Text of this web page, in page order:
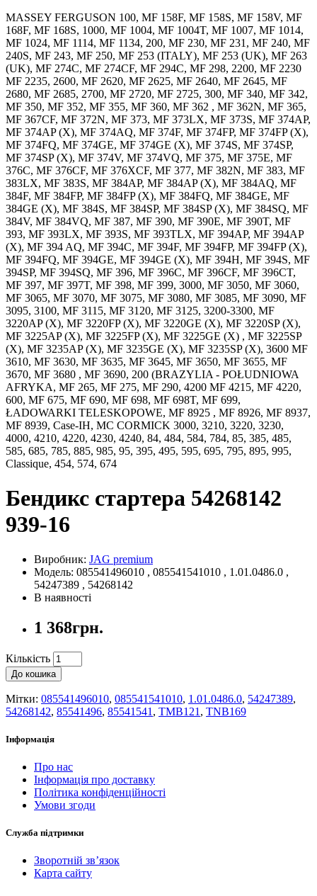
MASSEY FERGUSON 100, MF 158F, MF 158S, MF 158V, MF
168F, MF 168S, 1000, MF 1004, MF 1004T, MF 1007, MF 1014,
MF 1024, MF 1114, MF 1134, 200, MF 230, MF 231, MF 240, MF
240S, MF 243, MF 250, MF 253 (ITALY), MF 253 (UK), MF 263
(UK), MF 274C, MF 274CF, MF 294C, MF 298, 2200, MF 2230
MF 2235, 2600, MF 2620, MF 2625, MF 2640, MF 2645, MF
2680, MF 2685, 2700, MF 2720, MF 2725, 300, MF 340, MF 342,
MF 350, MF 352, MF 355, MF 360, MF 362 , MF 362N, MF 365,
MF 367CF, MF 372N, MF 373, MF 373LX, MF 373S, MF 374AP,
MF 374AP (X), MF 374AQ, MF 374F, MF 374FP, MF 374FP (X),
MF 374FQ, MF 374GE, MF 374GE (X), MF 374S, MF 374SP,
MF 374SP (X), MF 374V, MF 374VQ, MF 375, MF 375E, MF
376C, MF 376CF, MF 376XCF, MF 377, MF 382N, MF 383, MF
383LX, MF 383S, MF 384AP, MF 384AP (X), MF 384AQ, MF
384F, MF 384FP, MF 384FP (X), MF 384FQ, MF 384GE, MF
384GE (X), MF 384S, MF 384SP, MF 384SP (X), MF 384SQ, MF
384V, MF 384VQ, MF 387, MF 390, MF 390E, MF 390T, MF
393, MF 393LX, MF 393S, MF 393TLX, MF 394AP, MF 394AP
(X), MF 394 AQ, MF 394C, MF 394F, MF 394FP, MF 394FP (X),
MF 394FQ, MF 394GE, MF 394GE (X), MF 394H, MF 394S, MF
394SP, MF 394SQ, MF 396, MF 396C, MF 396CF, MF 396CT,
MF 397, MF 397T, MF 398, MF 399, 3000, MF 3050, MF 3060,
MF 3065, MF 3070, MF 3075, MF 3080, MF 3085, MF 3090, MF
3095, 3100, MF 3115, MF 3120, MF 3125, 3200-3300, MF
3220AP (X), MF 3220FP (X), MF 3220GE (X), MF 3220SP (X),
MF 3225AP (X), MF 3225FP (X), MF 3225GE (X) , MF 3225SP
(X), MF 3235AP (X), MF 3235GE (X), MF 3235SP (X), 3600 MF
3610, MF 3630, MF 3635, MF 3645, MF 3650, MF 3655, MF
3670, MF 3680 , MF 3690, 200 (BRAZYLIA - POŁUDNIOWA
AFRYKA, MF 265, MF 275, MF 290, 4200 MF 4215, MF 4220,
600, MF 675, MF 690, MF 698, MF 698T, MF 699,
ŁADOWARKI TELESKOPOWE, MF 8925 , MF 8926, MF 8937,
MF 8939, Case-IH, MC CORMICK 3000, 3210, 3220, 3230,
4000, 4210, 4220, 4230, 4240, 84, 484, 584, 784, 85, 385, 485,
585, 685, 785, 885, 985, 95, 395, 495, 595, 695, 795, 895, 995,
Classique, 454, 574, 674
Бендикс стартера 54268142
939-16
Виробник: JAG premium
Модель: 085541496010 , 085541541010 , 1.01.0486.0 ,
54247389 , 54268142
В наявності
1 368грн.
Кількість
До кошика
Мітки: 085541496010, 085541541010, 1.01.0486.0, 54247389,
54268142, 85541496, 85541541 , TMB121 , TNB169
Інформація
Про нас
Інформація про доставку
Політика конфіденційності
Умови згоди
Служба підтримки
Зворотній зв’язок
Карта сайту